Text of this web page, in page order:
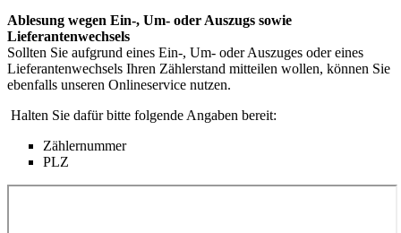
Ablesung wegen Ein-, Um- oder Auszugs sowie
Lieferantenwechsels
Sollten Sie aufgrund eines Ein-, Um- oder Auszuges oder eines
Lieferantenwechsels Ihren Zählerstand mitteilen wollen, können Sie
ebenfalls unseren Onlineservice nutzen.
Halten Sie dafür bitte folgende Angaben bereit:
Zählernummer
PLZ